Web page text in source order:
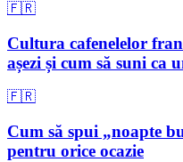
🇫🇷
Cultura cafenelelor
așezi și cum să suni ca
🇫🇷
Cum să spui „noapte
pentru orice ocazie